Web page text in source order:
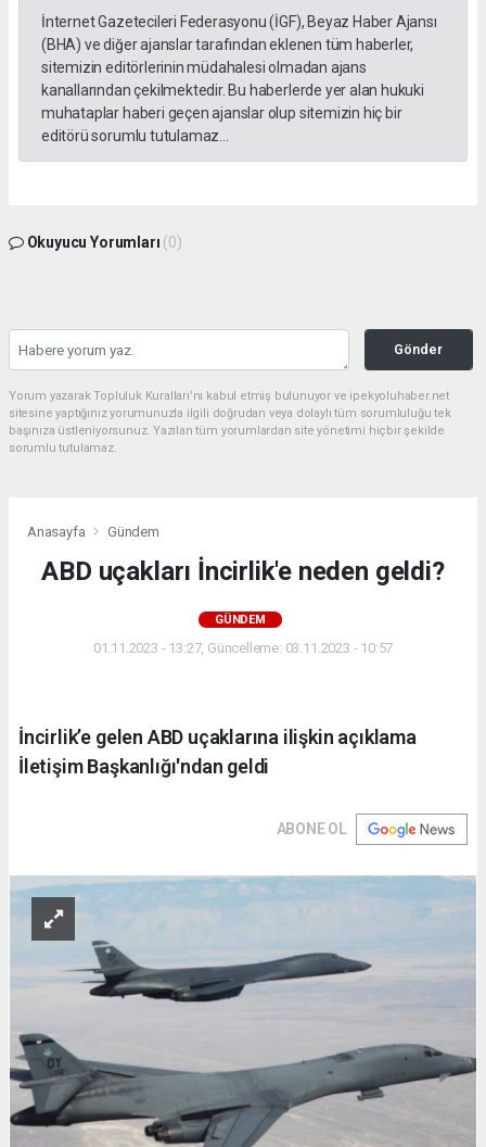
İnternet Gazetecileri Federasyonu (İGF), Beyaz Haber Ajansı
(BHA) ve diğer ajanslar tarafından eklenen tüm haberler,
sitemizin editörlerinin müdahalesi olmadan ajans
kanallarından çekilmektedir. Bu haberlerde yer alan hukuki
muhataplar haberi geçen ajanslar olup sitemizin hiç bir
editörü sorumlu tutulamaz...
Okuyucu Yorumları (0)
Gönder
Yorum yazarak Topluluk Kuralları’nı kabul etmiş bulunuyor ve ipekyoluhaber.net
sitesine yaptığınız yorumunuzla ilgili doğrudan veya dolaylı tüm sorumluluğu tek
başınıza üstleniyorsunuz. Yazılan tüm yorumlardan site yönetimi hiçbir şekilde
sorumlu tutulamaz.
Anasayfa Gündem
ABD uçakları İncirlik'e neden geldi?
GÜNDEM
01.11.2023 - 13:27, Güncelleme: 03.11.2023 - 10:57
İncirlik’e gelen ABD uçaklarına ilişkin açıklama
İletişim Başkanlığı'ndan geldi
ABONE OL